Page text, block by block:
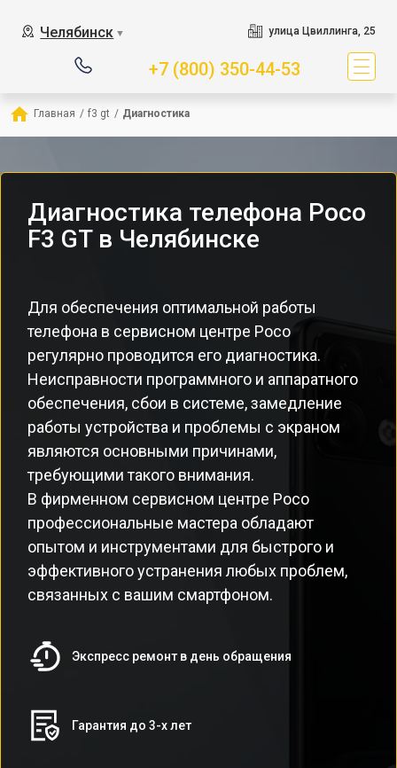
Челябинск ▼ улица Цвиллинга, 25
+7 (800) 350-44-53
Главная / f3 gt / Диагностика
Диагностика телефона Poco
F3 GT в Челябинске
Для обеспечения оптимальной работы
телефона в сервисном центре Poco
регулярно проводится его диагностика.
Неисправности программного и аппаратного
обеспечения, сбои в системе, замедление
работы устройства и проблемы с экраном
являются основными причинами,
требующими такого внимания.
В фирменном сервисном центре Poco
профессиональные мастера обладают
опытом и инструментами для быстрого и
эффективного устранения любых проблем,
связанных с вашим смартфоном.
Экспресс ремонт в день обращения
Гарантия до 3-х лет